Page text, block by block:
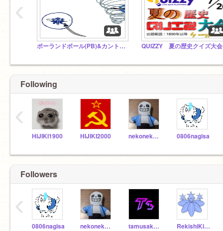
ポーランドボール(PB)&カントリーヒューマンズスタジオ(CH)(再燃) QUIZZY 夏の歴史クイズ大会
‹
Following
HIJIKI1900 HIJIKI2000 nekonekonihonnsi 0806nagisa
‹
Followers
0806nagisa nekonekonihonnsi tamusaku918 RekishiKing
‹